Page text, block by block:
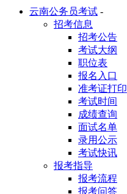
云南公务员考试 -
招考信息
招考公告
考试大纲
职位表
报名入口
准考证打印
考试时间
成绩查询
面试名单
录用公示
考试快讯
报考指导
报考流程
报考问答